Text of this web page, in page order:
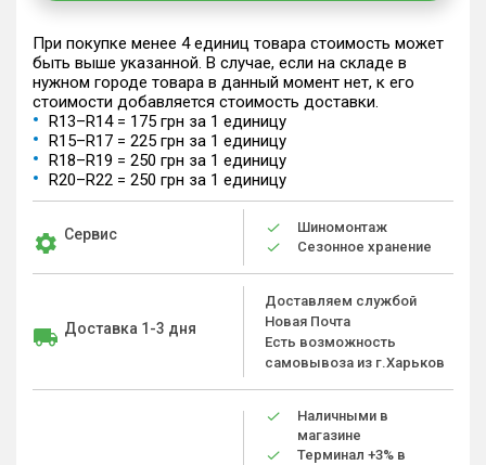
При покупке менее 4 единиц товара стоимость может
быть выше указанной. В случае, если на складе в
нужном городе товара в данный момент нет, к его
стоимости добавляется стоимость доставки.
R13–R14 = 175 грн за 1 единицу
R15–R17 = 225 грн за 1 единицу
R18–R19 = 250 грн за 1 единицу
R20–R22 = 250 грн за 1 единицу
Сервис
Шиномонтаж
Сезонное хранение
Доставка 1-3 дня
Доставляем службой
Новая Почта
Есть возможность
самовывоза из г.Харьков
Наличными в
магазине
Терминал +3% в